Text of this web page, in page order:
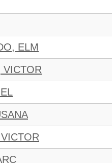
ELM
VICTOR